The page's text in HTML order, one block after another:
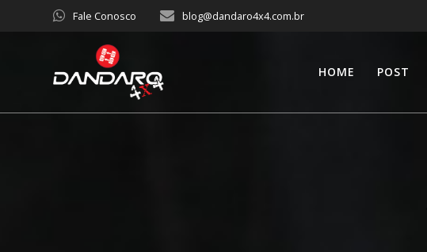
Fale Conosco blog@dandaro4x4.com.br
HOME POST